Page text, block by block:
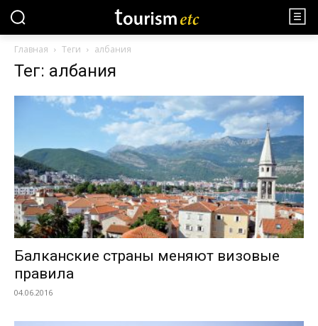
Главная Теги албания
Тег: албания
Балканские страны меняют визовые
правила
04.06.2016